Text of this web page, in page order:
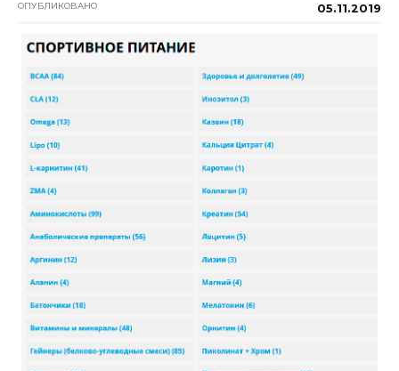
ОПУБЛИКОВАНО 05.11.2019